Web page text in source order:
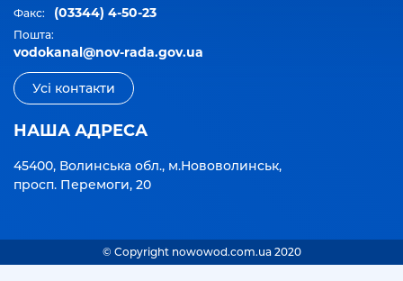
Факс: (03344) 4-50-23
Пошта:
vodokanal@nov-rada.gov.ua
Усі контакти
НАША АДРЕСА
45400, Волинська обл., м.Нововолинськ,
просп. Перемоги, 20
© Copyright nowowod.com.ua 2020